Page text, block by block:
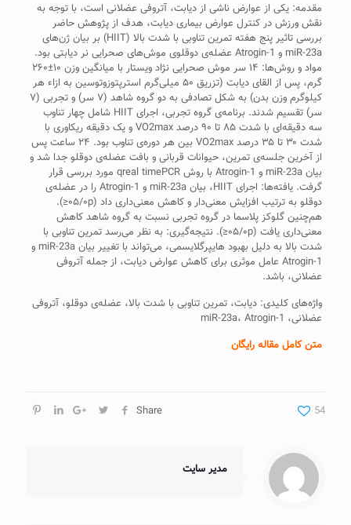
مقدمه: یکی از عوارض ناشی از دیابت، آتروفی عضلانی است، با توجه به
نقش ورزش در کنترل عوارض بیماری دیابت، هدف از پژوهش حاضر
بررسی تاثیر پنج هفته تمرین تناوبی با شدت بالا (HIIT) بر بیان ژن‌های
miR-23a و Atrogin-1 عضله‌ی دوقلوی موش‌های صحرایی نر دیابتی بود.
مواد و روش‌ها: ۱۴ سر موش صحرایی نژاد ویستار با میانگین وزن ۱۰±۲۶۰
گرم، پس از القای دیابت (تزریق ۵۰ میلی‌گرم استرپتوزوتوسین به ازاء هر
کیلوگرم وزن بدن) به شکل تصادفی به دو گروه شاهد (۷ سر) و تجربی (۷
سر) تقسیم شدند. برنامه‌ی گروه تجربی، اجرای HIIT شامل چهار تناوب
سه دقیقه‌ای با شدت ۸۵ تا ۹۰ درصد VO2max و یک دقیقه ریکاوری با
شدت ۳۰ تا ۳۵ درصد VO2max بین هر دوره‌ی تناوب بود. ۲۴ ساعت پس
از آخرین جلسه‌ی تمرین، حیوانات قربانی و بافت عضله‌ی دوقلو جدا شد و
بیان miR-23a و Atrogin-1 با روش qreal timePCR مورد بررسی قرار
گرفت. یافته‌ها: اجرای HIIT، بیان miR-23a و Atrogin-1 را در عضله‌ی
دوقلو به ترتیب افزایش معنی‌دار و کاهش معنی‌داری داد (۰۵/۰p≤).
هم‌چنین گلوکز پلاسما در گروه تجربی نسبت به گروه شاهد کاهش
معنی‌داری یافت (۰۵/۰p≤). نتیجه‌گیری: به نظر می‌رسد تمرین تناوبی با
شدت بالا به دلیل بهبود هایپرگلایسمی، می‌تواند با تغییر بیان miR-23a و
Atrogin-1 عامل موثری برای کاهش عوارض دیابت، از جمله آتروفی
عضلانی، باشد.
واژه‌های کلیدی: دیابت، تمرین تناوبی با شدت بالا، عضله‌ی دوقلو، آتروفی
عضلانی، miR-23a، Atrogin-1
متن کامل مقاله رایگان
Share 54
مدیر سایت